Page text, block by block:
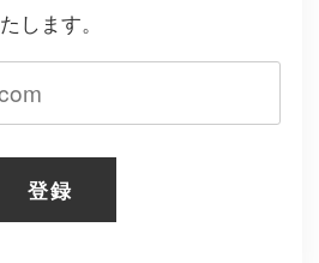
たします。
登録